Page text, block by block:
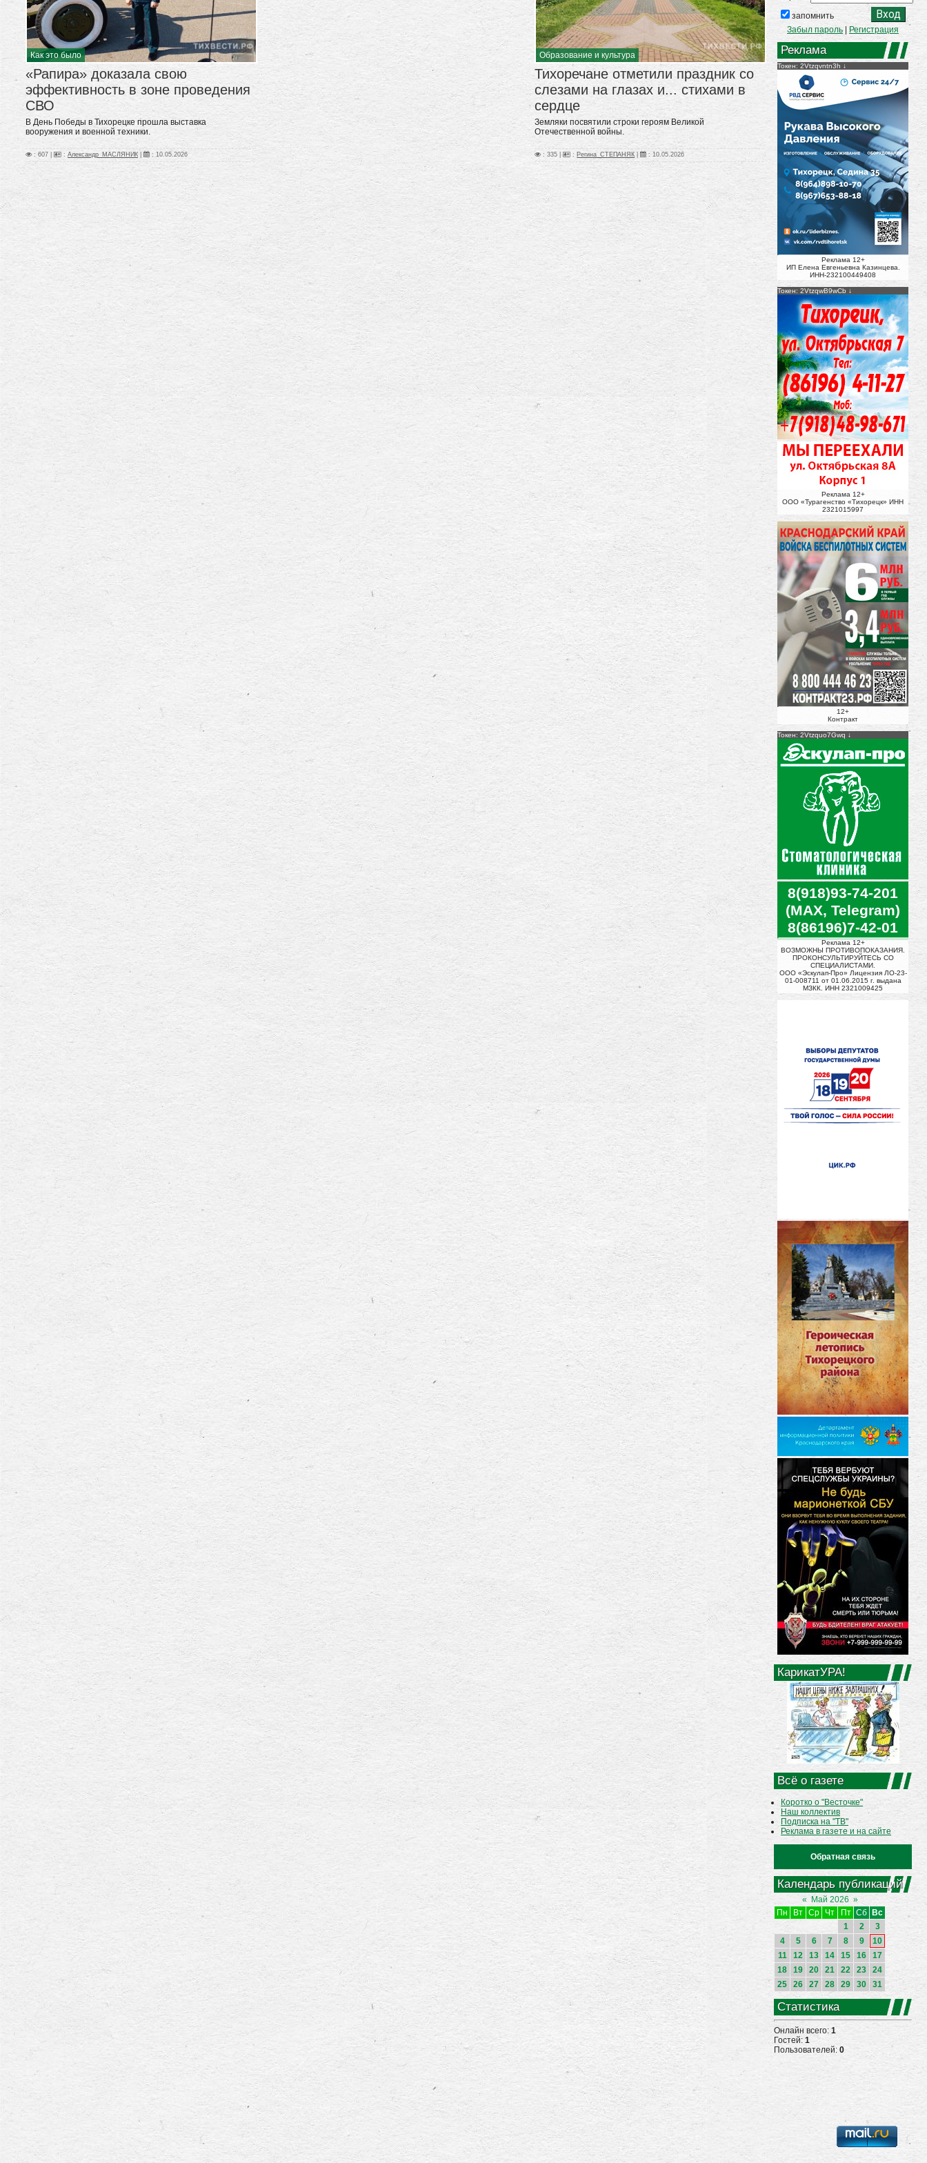
запомнить
Забыл пароль
Регистрация
Реклама
Токен: 2Vtzqvntn3h
Реклама 12+
ИП Елена Евгеньевна Казинцева.
ИНН-232100449408
Токен: 2VtzqwB9wCb
Реклама 12+
ООО «Турагенство «Тихорецк» ИНН
2321015997
12+
Контракт
Токен: 2Vtzquo7Gwq
8(918)93-74-201
(MAX, Telegram)
8(86196)7-42-01
Реклама 12+
ВОЗМОЖНЫ ПРОТИВОПОКАЗАНИЯ.
ПРОКОНСУЛЬТИРУЙТЕСЬ СО
СПЕЦИАЛИСТАМИ.
ООО «Эскулап-Про» Лицензия ЛО-23-
01-008711 от 01.06.2015 г. выдана
МЗКК. ИНН 2321009425
КарикатУРА!
Всё о газете
Коротко о "Весточке"
Наш коллектив
Подписка на "ТВ"
Реклама в газете и на сайте
Обратная связь
Календарь публикаций
« Май 2026 »
Пн
Вт Ср Чт Пт Сб
Вс
1
2
3
4
5 6 7 8 9
10
11
12 13 14 15 16
17
18
19 20 21 22 23
24
25
26 27 28 29 30 31
Статистика
Онлайн всего: 1
Гостей: 1
Пользователей: 0
Как это было
«Рапира» доказала свою
эффективность в зоне проведения
СВО
В День Победы в Тихорецке прошла выставка
вооружения и военной техники.
: 607 | : Александр_МАСЛЯНИК | : 10.05.2026
Образование и культура
Тихоречане отметили праздник со
слезами на глазах и... стихами в
сердце
Земляки посвятили строки героям Великой
Отечественной войны.
: 335 | : Регина_СТЕПАНЯК | :10.05.2026